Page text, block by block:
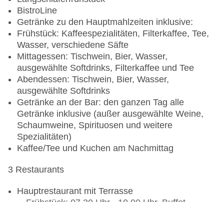
BistroLine
Getränke zu den Hauptmahlzeiten inklusive:
Frühstück: Kaffeespezialitäten, Filterkaffee, Tee,
Wasser, verschiedene Säfte
Mittagessen: Tischwein, Bier, Wasser,
ausgewählte Softdrinks, Filterkaffee und Tee
Abendessen: Tischwein, Bier, Wasser,
ausgewählte Softdrinks
Getränke an der Bar: den ganzen Tag alle
Getränke inklusive (außer ausgewählte Weine,
Schaumweine, Spirituosen und weitere
Spezialitäten)
Kaffee/Tee und Kuchen am Nachmittag
3 Restaurants
Hauptrestaurant mit Terrasse